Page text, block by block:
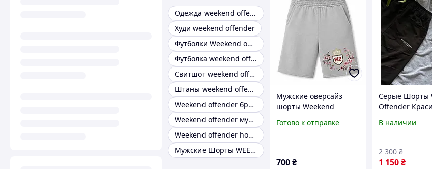
Одежда weekend offender
Худи weekend offender
Футболки Weekend offender
Футболка weekend offender мужская
Свитшот weekend offender
Штаны weekend offender
Weekend offender бренд
Weekend offender мужской
Weekend offender hoodie
Мужские Шорты WEEKEND OFFENDER серые
Мужские оверсайз
шорты Weekend
Графит, S
Готово к отправке
700₴
Серые Шорты
Offender
Офендер Новые
Offender
Шорты Викенд
В наличии
1 150₴
2 300 ₴